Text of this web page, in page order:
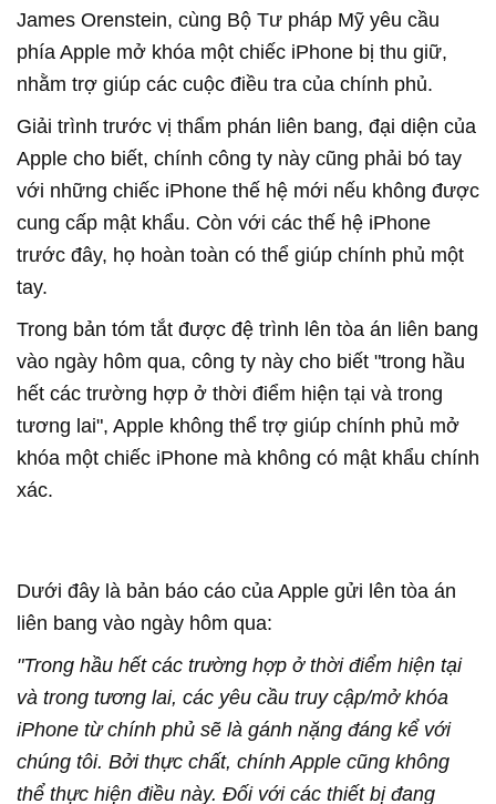
James Orenstein, cùng Bộ Tư pháp Mỹ yêu cầu
phía Apple mở khóa một chiếc iPhone bị thu giữ,
nhằm trợ giúp các cuộc điều tra của chính phủ.
Giải trình trước vị thẩm phán liên bang, đại diện của
Apple cho biết, chính công ty này cũng phải bó tay
với những chiếc iPhone thế hệ mới nếu không được
cung cấp mật khẩu. Còn với các thế hệ iPhone
trước đây, họ hoàn toàn có thể giúp chính phủ một
tay.
Trong bản tóm tắt được đệ trình lên tòa án liên bang
vào ngày hôm qua, công ty này cho biết "trong hầu
hết các trường hợp ở thời điểm hiện tại và trong
tương lai", Apple không thể trợ giúp chính phủ mở
khóa một chiếc iPhone mà không có mật khẩu chính
xác.
Dưới đây là bản báo cáo của Apple gửi lên tòa án
liên bang vào ngày hôm qua:
"Trong hầu hết các trường hợp ở thời điểm hiện tại
và trong tương lai, các yêu cầu truy cập/mở khóa
iPhone từ chính phủ sẽ là gánh nặng đáng kể với
chúng tôi. Bởi thực chất, chính Apple cũng không
thể thực hiện điều này. Đối với các thiết bị đang